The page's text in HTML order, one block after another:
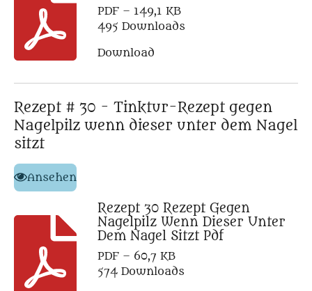
PDF – 149,1 KB
495 Downloads
Download
Rezept # 30 - Tinktur-Rezept gegen
Nagelpilz wenn dieser unter dem Nagel
sitzt
Ansehen
Rezept 30 Rezept Gegen
Nagelpilz Wenn Dieser Unter
Dem Nagel Sitzt Pdf
PDF – 60,7 KB
574 Downloads